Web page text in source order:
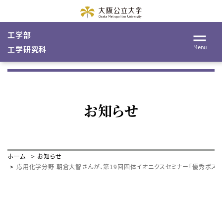
工学部
工学研究科
Menu
お知らせ
ホーム
お知らせ
応用化学分野 朝倉大智さんが、第19回固体イオニクスセミナー「優秀ポスタ